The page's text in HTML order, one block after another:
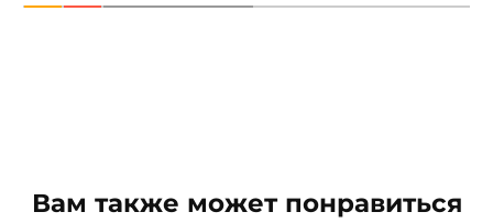
Вам также может понравиться